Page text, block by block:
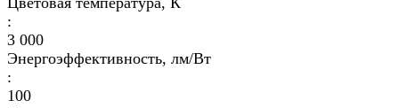
:
3 000
Энергоэффективность, лм/Вт
:
100